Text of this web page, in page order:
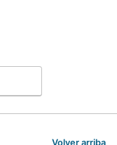
Volver arriba